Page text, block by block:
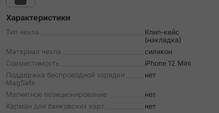
Характеристики
Тип чехла
Клип-кейс
(накладка)
Материал чехла
силикон
Совместимость
iPhone 12 Mini
Поддержка беспроводной зарядки
MagSafe
нет
Магнитное позиционирование
нет
Карман для банковских карт
нет